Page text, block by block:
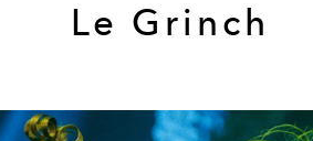
Le Grinch